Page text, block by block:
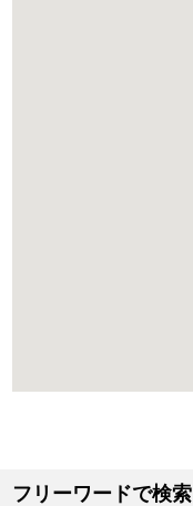
フリーワードで検索